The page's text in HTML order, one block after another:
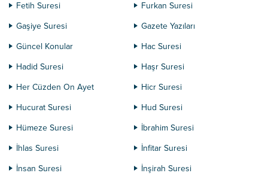
Fetih Suresi
Furkan Suresi
Gaşiye Suresi
Gazete Yazıları
Güncel Konular
Hac Suresi
Hadid Suresi
Haşr Suresi
Her Cüzden On Ayet
Hicr Suresi
Hucurat Suresi
Hud Suresi
Hümeze Suresi
İbrahim Suresi
İhlas Suresi
İnfitar Suresi
İnsan Suresi
İnşirah Suresi